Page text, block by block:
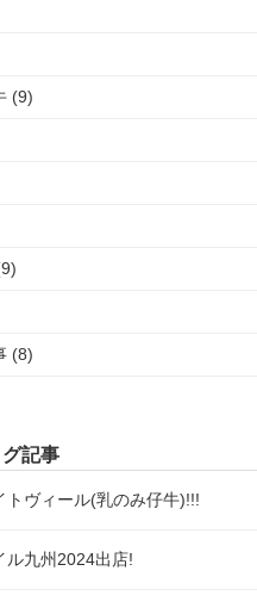
(9)
(8)
記事
トヴィール(乳のみ仔牛)!!!
ル九州2024出店!